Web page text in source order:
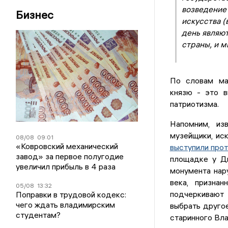
Бизнес
08/08 09:01
«Ковровский механический
завод» за первое полугодие
увеличил прибыль в 4 раза
05/08 13:32
Поправки в трудовой кодекс:
чего ждать владимирским
студентам?
искусства
день
страны, и
По словам
князю - это
патриотизма.
Напомним,
музейщики,
выступили
площадке у
монумента
века,
выбрать
старинного